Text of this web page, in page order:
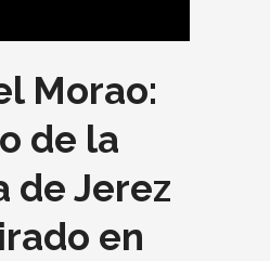
Morao:
de la
de Jerez
en